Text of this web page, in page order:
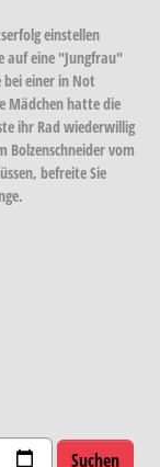
einstellen
auf eine "Jungfrau"
einer in Not
Mädchen hatte die
ihr Rad wiederwillig
Bolzenschneider vom
befreite Sie